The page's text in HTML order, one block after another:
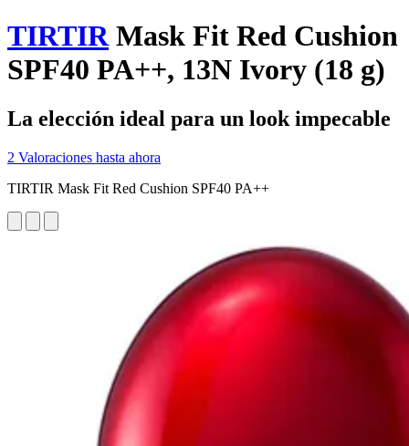
TIRTIRMask Fit Red Cushion
SPF40 PA++, 13N Ivory (18 g)
La elección ideal para un look impecable
2 Valoraciones hasta ahora
TIRTIR Mask Fit Red Cushion SPF40 PA++